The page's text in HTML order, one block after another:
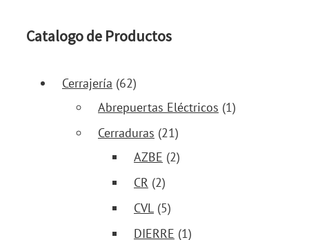
Catalogo de Productos
Cerrajería (62)
Abrepuertas Eléctricos (1)
Cerraduras (21)
AZBE (2)
CR (2)
CVL (5)
DIERRE (1)